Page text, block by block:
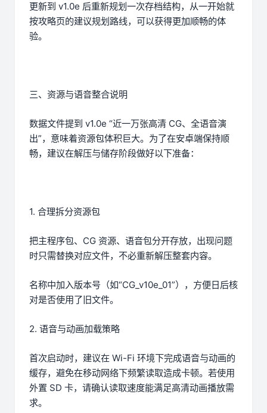
更新到 v1.0e 后重新规划一次存档结构，从一开始就
按攻略页的建议规划路线，可以获得更加顺畅的体
验。
三、资源与语音整合说明
数据文件提到 v1.0e “近一万张高清 CG、全语音演
出”，意味着资源包体积巨大。为了在安卓端保持顺
畅，建议在解压与储存阶段做好以下准备：
1. 合理拆分资源包
把主程序包、CG 资源、语音包分开存放，出现问题
时只需替换对应文件，不必重新解压整套内容。
名称中加入版本号（如“CG_v10e_01”），方便日后核
对是否使用了旧文件。
2. 语音与动画加载策略
首次启动时，建议在 Wi-Fi 环境下完成语音与动画的
缓存，避免在移动网络下频繁读取造成卡顿。若使用
外置 SD 卡，请确认读取速度能满足高清动画播放需
求。